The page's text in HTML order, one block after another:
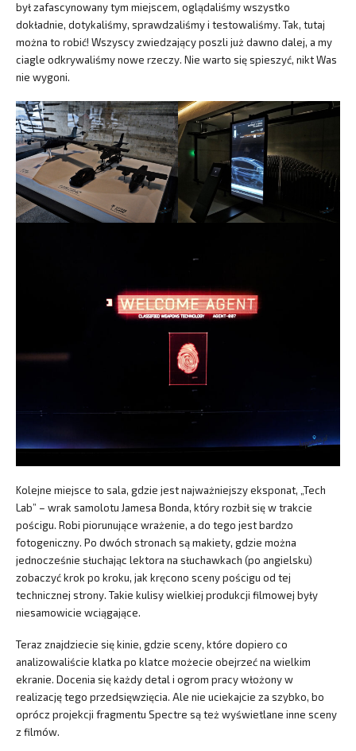
był zafascynowany tym miejscem, oglądaliśmy wszystko
dokładnie, dotykaliśmy, sprawdzaliśmy i testowaliśmy. Tak, tutaj
można to robić! Wszyscy zwiedzający poszli już dawno dalej, a my
ciagle odkrywaliśmy nowe rzeczy. Nie warto się spieszyć, nikt Was
nie wygoni.
Kolejne miejsce to sala, gdzie jest najważniejszy eksponat, „Tech
Lab” – wrak samolotu Jamesa Bonda, który rozbił się w trakcie
pościgu. Robi piorunujące wrażenie, a do tego jest bardzo
fotogeniczny. Po dwóch stronach są makiety, gdzie można
jednocześnie słuchając lektora na słuchawkach (po angielsku)
zobaczyć krok po kroku, jak kręcono sceny pościgu od tej
technicznej strony. Takie kulisy wielkiej produkcji filmowej były
niesamowicie wciągające.
Teraz znajdziecie się kinie, gdzie sceny, które dopiero co
analizowaliście klatka po klatce możecie obejrzeć na wielkim
ekranie. Docenia się każdy detal i ogrom pracy włożony w
realizację tego przedsięwzięcia. Ale nie uciekajcie za szybko, bo
oprócz projekcji fragmentu Spectre są też wyświetlane inne sceny
z filmów.